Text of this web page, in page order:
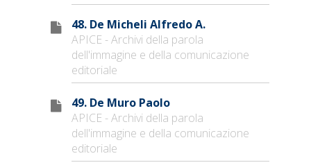
48. De Micheli Alfredo A.
APICE - Archivi della parola
dell'immagine e della comunicazione
editoriale
49. De Muro Paolo
APICE - Archivi della parola
dell'immagine e della comunicazione
editoriale